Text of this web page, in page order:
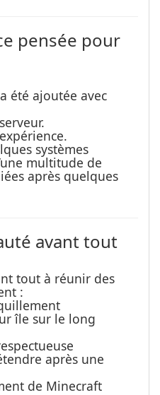
pensée pour
été ajoutée avec
systèmes
multitude de
après quelques
avant tout
tout à réunir des
:
île sur le long
après une
de Minecraft